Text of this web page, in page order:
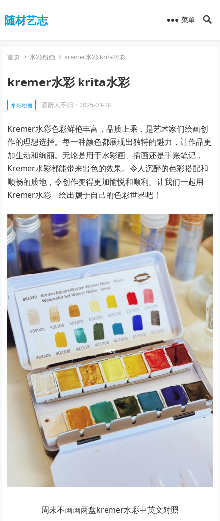
随材艺志 菜单
首页 水彩粉画 kremer水彩 krita水彩
kremer水彩 krita水彩
水彩粉画 酒醉人不归 · 2025-03-28
Kremer水彩色彩鲜艳丰富，品质上乘，是艺术家们绘画创
作的理想选择。每一种颜色都展现出独特的魅力，让作品更
加生动和绚丽。无论是用于水彩画、插画还是手账笔记，
Kremer水彩都能带来出色的效果。令人沉醉的色彩搭配和
顺畅的质地，令创作变得更加愉悦和顺利。让我们一起用
Kremer水彩，绘出属于自己的色彩世界吧！
周末不画画两盘kremer水彩中英文对照